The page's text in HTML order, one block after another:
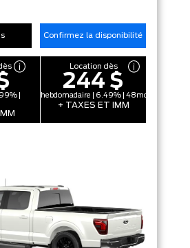
Confirmez la disponibilité
|
Location dès
244 $
hebdomadaire | 6.49% | 48mo
+ TAXES ET IMM